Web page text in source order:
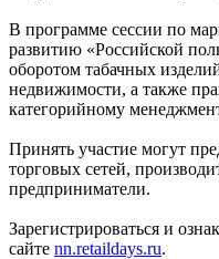
В программе сессии по
развитию «Российской
оборотом табачных
недвижимости, а также
категорийному
Принять участие могут
торговых сетей,
предприниматели.
Зарегистрироваться и
сайте nn.retaildays.ru.